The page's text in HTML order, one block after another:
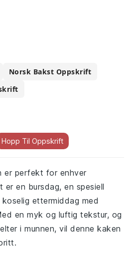
Norsk Bakst Oppskrift
Hopp Til Oppskrift
er perfekt for enhver
er en bursdag, en spesiell
ettermiddag med
en myk og luftig tekstur, og
i munnen, vil denne kaken